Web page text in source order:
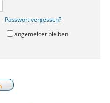
Passwort vergessen?
angemeldet bleiben